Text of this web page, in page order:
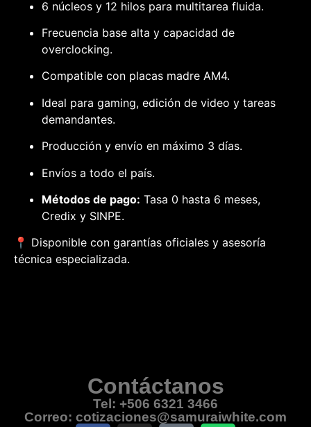
6 núcleos y 12 hilos para multitarea fluida.
Frecuencia base alta y capacidad de
overclocking.
Compatible con placas madre AM4.
Ideal para gaming, edición de video y tareas
demandantes.
Producción y envío en máximo 3 días.
Envíos a todo el país.
Métodos de pago: Tasa 0 hasta 6 meses,
Credix y SINPE.
📍 Disponible con garantías oficiales y asesoría
técnica especializada.
Contáctanos
Tel: +506 6321 3466
Correo: cotizaciones@samuraiwhite.com